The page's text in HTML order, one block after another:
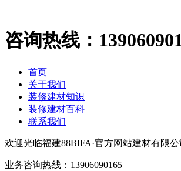
咨询热线：
首页
关于我们
装修建材知识
装修建材百科
联系我们
欢迎光临福建88BIFA·官方网站建材有限公
业务咨询热线： 13906090165